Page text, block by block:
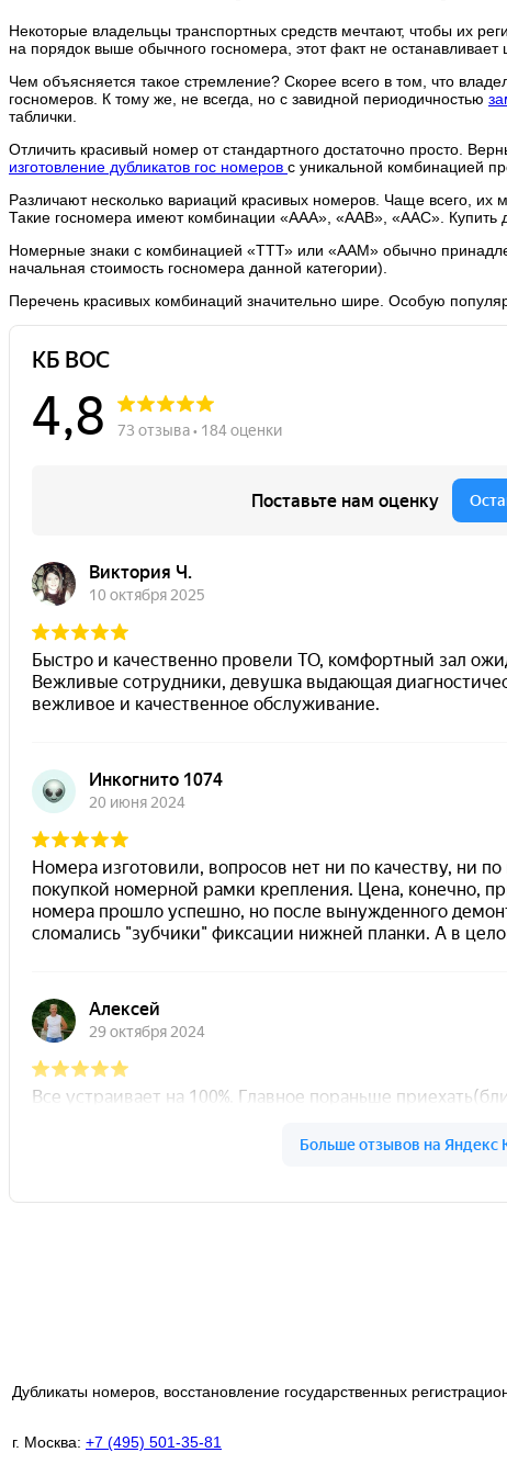
Некоторые владельцы транспортных средств мечтают, чтобы их
на порядок выше обычного госномера, этот факт не останавливает
Чем объясняется такое стремление? Скорее всего в том, что
госномеров. К тому же, не всегда, но с завидной периодичностью
таблички.
Отличить красивый номер от стандартного достаточно просто.
изготовление дубликатов гос номеров с уникальной комбинацией
Различают несколько вариаций красивых номеров. Чаще всего, их
Такие госномера имеют комбинации «ААА», «ААВ», «ААС». Купить
Номерные знаки с комбинацией «ТТТ» или «ААМ» обычно
начальная стоимость госномера данной категории).
Перечень красивых комбинаций значительно шире. Особую
Дубликаты номеров, восстановление государственных
г. Москва: +7 (495) 501-35-81